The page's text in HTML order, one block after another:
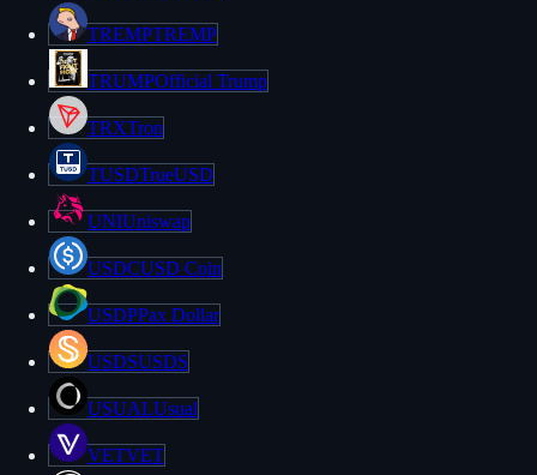
TREMPTREMP
TRUMPOfficial Trump
TRXTron
TUSDTrueUSD
UNIUniswap
USDCUSD Coin
USDPPax Dollar
USDSUSDS
USUALUsual
VETVET